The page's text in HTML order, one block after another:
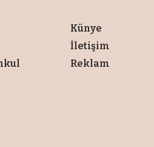
Künye
İletişim
Reklam